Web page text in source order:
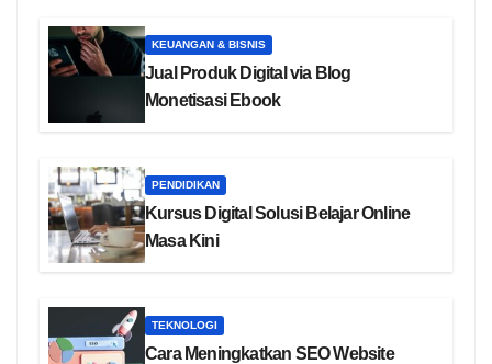
KEUANGAN & BISNIS
Jual Produk Digital via Blog
Monetisasi Ebook
PENDIDIKAN
Kursus Digital Solusi Belajar Online
Masa Kini
TEKNOLOGI
Cara Meningkatkan SEO Website